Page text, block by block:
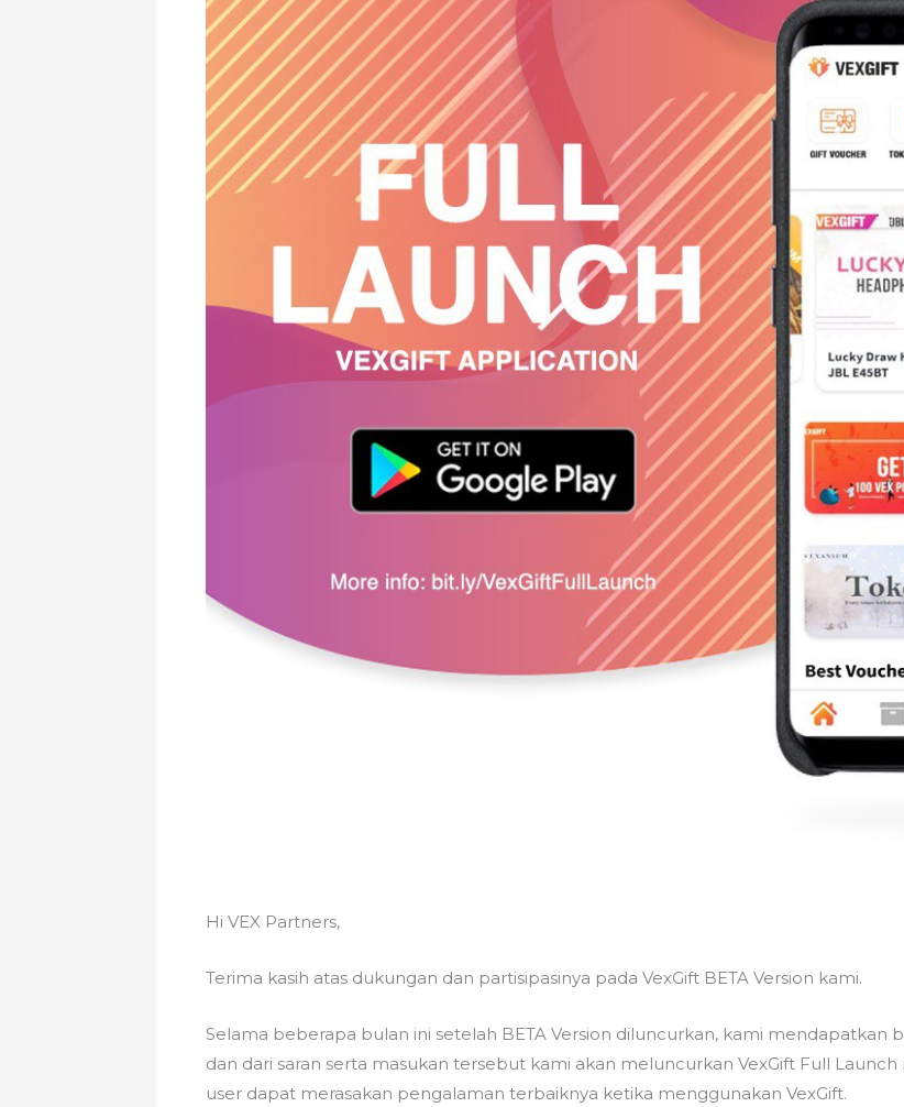
Hi VEX Partners,
Terima kasih atas dukungan dan partisipasinya pada VexGift BETA Version kami.
Selama beberapa bulan ini setelah BETA Version diluncurkan, kami mendapatkan
dan dari saran serta masukan tersebut kami akan meluncurkan VexGift Full Launch
user dapat merasakan pengalaman terbaiknya ketika menggunakan VexGift.